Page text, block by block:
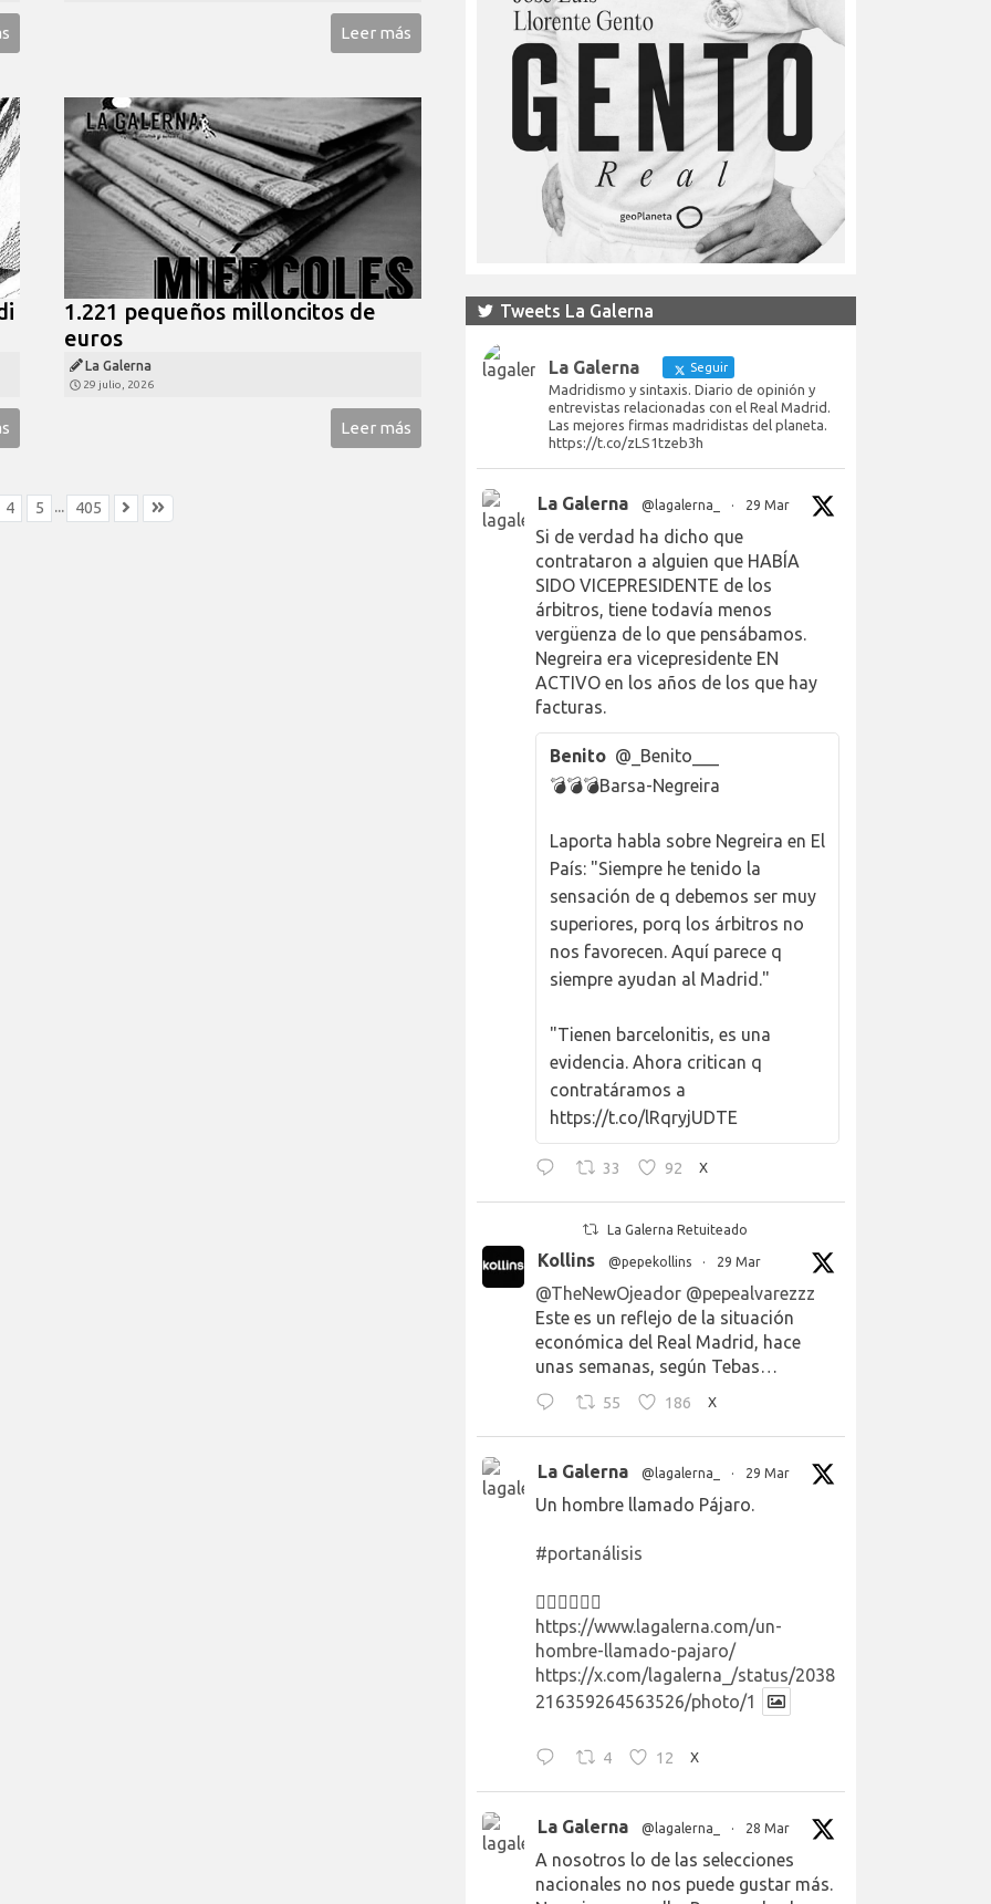
Leer más
1.221 pequeños milloncitos de
euros
La Galerna
29 julio, 2026
Leer más
4 5 ... 405
Tweets La Galerna
La Galerna Seguir
Madridismo y sintaxis. Diario de opinión y
entrevistas relacionadas con el Real Madrid.
Las mejores firmas madridistas del planeta.
https://t.co/zLS1tzeb3h
La Galerna @lagalerna_ · 29 Mar
Si de verdad ha dicho que
contrataron a alguien que HABÍA
SIDO VICEPRESIDENTE de los
árbitros, tiene todavía menos
vergüenza de lo que pensábamos.
Negreira era vicepresidente EN
ACTIVO en los años de los que hay
facturas.
Benito @_Benito___
💣💣💣Barsa-Negreira
Laporta habla sobre Negreira en El
País: "Siempre he tenido la
sensación de q debemos ser muy
superiores, porq los árbitros no
nos favorecen. Aquí parece q
siempre ayudan al Madrid."
"Tienen barcelonitis, es una
evidencia. Ahora critican q
contratáramos a
https://t.co/lRqryjUDTE
33 92 X
La Galerna Retuiteado
Kollins @pepekollins · 29 Mar
@TheNewOjeador @pepealvarezzz
Este es un reflejo de la situación
económica del Real Madrid, hace
unas semanas, según Tebas…
55 186 X
La Galerna @lagalerna_ · 29 Mar
Un hombre llamado Pájaro.
#portanálisis
👉🏻👉🏻👉🏻
https://www.lagalerna.com/un-
hombre-llamado-pajaro/
https://x.com/lagalerna_/status/2038
216359264563526/photo/1
4 12 X
La Galerna @lagalerna_ · 28 Mar
A nosotros lo de las selecciones
nacionales no nos puede gustar más.